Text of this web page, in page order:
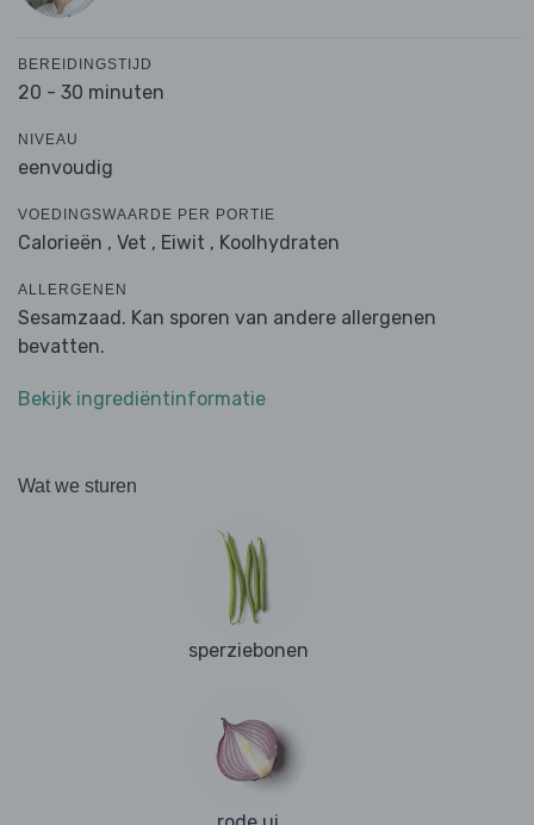
BEREIDINGSTIJD
20 - 30 minuten
NIVEAU
eenvoudig
VOEDINGSWAARDE PER PORTIE
Calorieën , Vet , Eiwit , Koolhydraten
ALLERGENEN
Sesamzaad. Kan sporen van andere allergenen
bevatten.
Bekijk ingrediëntinformatie
Wat we sturen
sperziebonen